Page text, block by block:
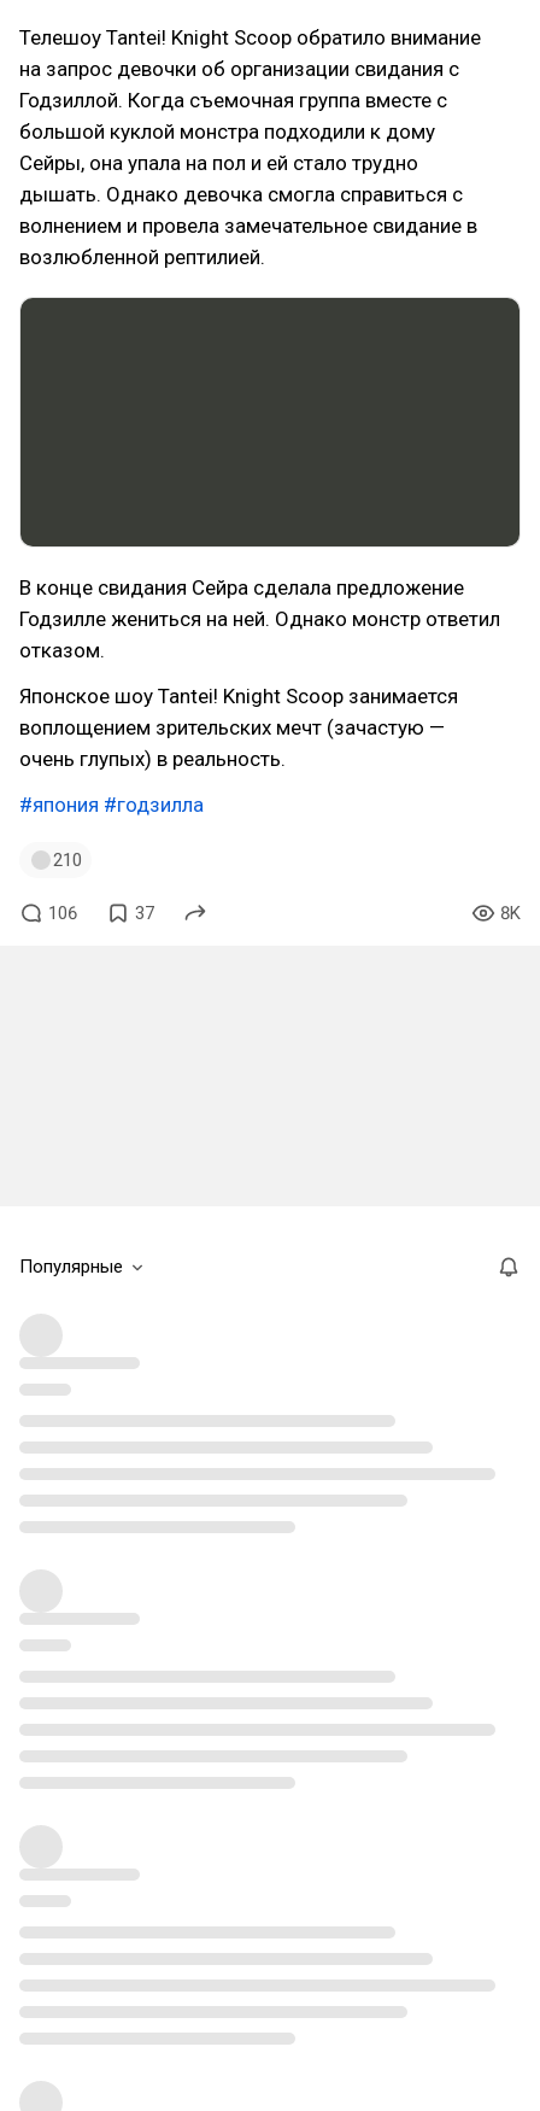
Телешоу Tantei! Knight Scoop обратило внимание
на запрос девочки об организации свидания с
Годзиллой. Когда съемочная группа вместе с
большой куклой монстра подходили к дому
Сейры, она упала на пол и ей стало трудно
дышать. Однако девочка смогла справиться с
волнением и провела замечательное свидание в
возлюбленной рептилией.
В конце свидания Сейра сделала предложение
Годзилле жениться на ней. Однако монстр ответил
отказом.
Японское шоу Tantei! Knight Scoop занимается
воплощением зрительских мечт (зачастую —
очень глупых) в реальность.
#япония #годзилла
210
106 37 8K
Популярные